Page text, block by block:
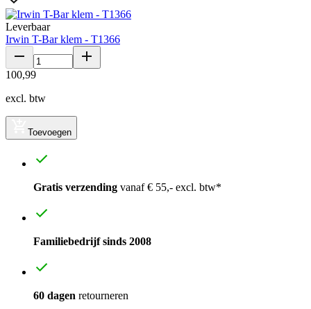
Leverbaar
Irwin T-Bar klem - T1366
100,99
excl. btw
Toevoegen
Gratis verzending vanaf € 55,- excl. btw*
Familiebedrijf sinds 2008
60 dagen retourneren